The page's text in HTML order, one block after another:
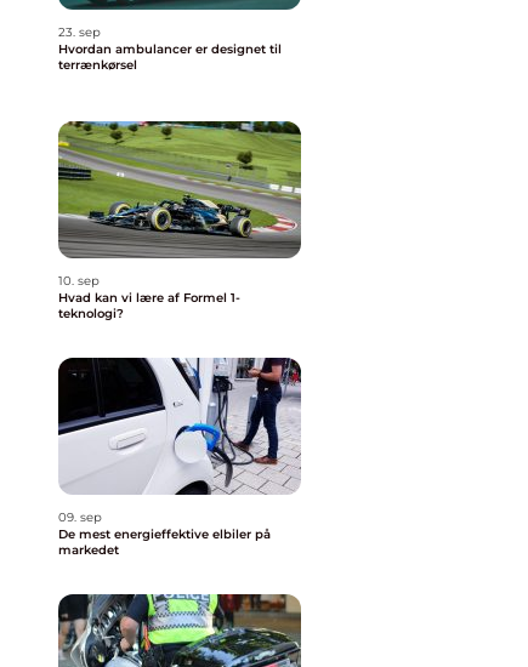
23. sep
Hvordan ambulancer er designet til
terrænkørsel
10. sep
Hvad kan vi lære af Formel 1-
teknologi?
09. sep
De mest energieffektive elbiler på
markedet